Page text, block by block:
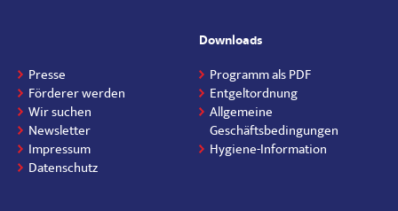
Presse
Förderer werden
Wir suchen
Newsletter
Impressum
Datenschutz
Downloads
Programm als PDF
Entgeltordnung
Allgemeine
Geschäftsbedingungen
Hygiene-Information